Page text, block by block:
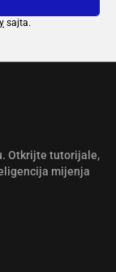
sajta.
Otkrijte tutorijale,
mijenja